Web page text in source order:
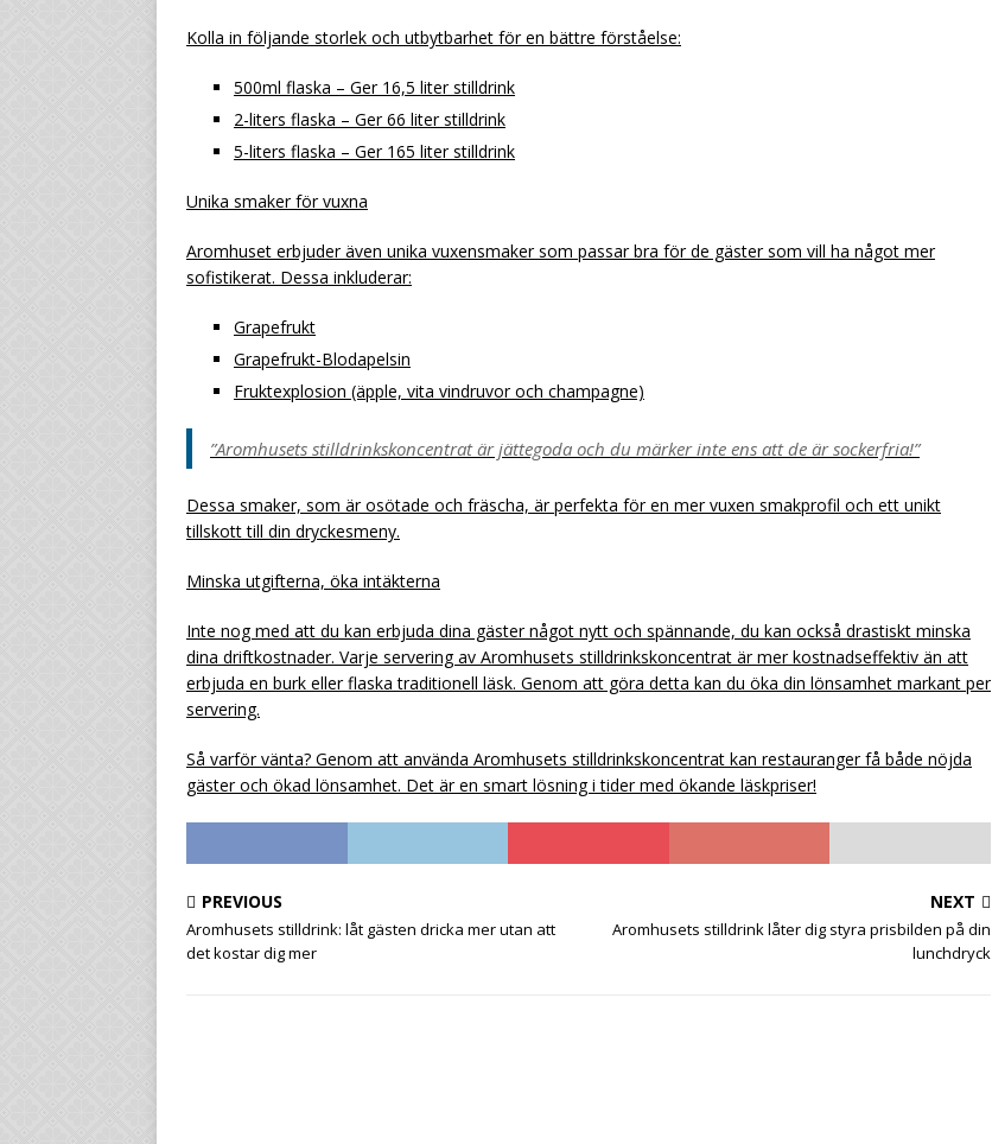
Kolla in följande storlek och utbytbarhet för en bättre förståelse:
500ml flaska – Ger 16,5 liter stilldrink
2-liters flaska – Ger 66 liter stilldrink
5-liters flaska – Ger 165 liter stilldrink
Unika smaker för vuxna
Aromhuset erbjuder även unika vuxensmaker som passar bra för de gäster som vill ha något mer
sofistikerat. Dessa inkluderar:
Grapefrukt
Grapefrukt-Blodapelsin
Fruktexplosion (äpple, vita vindruvor och champagne)
”Aromhusets stilldrinkskoncentrat är jättegoda och du märker inte ens att de är sockerfria!”
Dessa smaker, som är osötade och fräscha, är perfekta för en mer vuxen smakprofil och ett unikt
tillskott till din dryckesmeny.
Minska utgifterna, öka intäkterna
Inte nog med att du kan erbjuda dina gäster något nytt och spännande, du kan också drastiskt minska
dina driftkostnader. Varje servering av Aromhusets stilldrinkskoncentrat är mer kostnadseffektiv än att
erbjuda en burk eller flaska traditionell läsk. Genom att göra detta kan du öka din lönsamhet markant per
servering.
Så varför vänta? Genom att använda Aromhusets stilldrinkskoncentrat kan restauranger få både nöjda
gäster och ökad lönsamhet. Det är en smart lösning i tider med ökande läskpriser!
PREVIOUS
Aromhusets stilldrink: låt gästen dricka mer utan att
det kostar dig mer
NEXT
Aromhusets stilldrink låter dig styra prisbilden på din
lunchdryck